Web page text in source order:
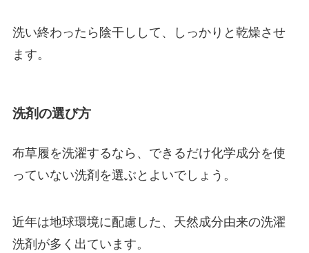
洗い終わったら陰干しして、しっかりと乾燥させ
ます。
洗剤の選び方
布草履を洗濯するなら、できるだけ化学成分を使
っていない洗剤を選ぶとよいでしょう。
近年は地球環境に配慮した、天然成分由来の洗濯
洗剤が多く出ています。